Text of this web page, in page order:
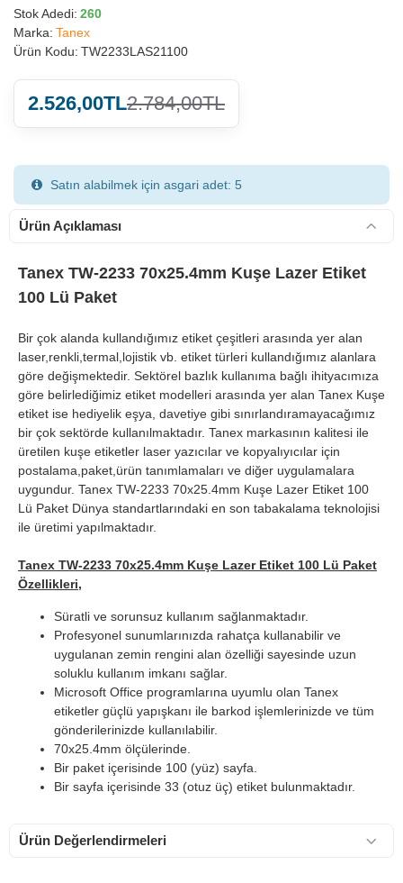
900 TL Üzeri Kargo Ücretsiz
Stok Adedi: 260
Marka: Tanex
Ürün Kodu: TW2233LAS21100
2.526,00TL2.784,00TL
Satın alabilmek için asgari adet: 5
Ürün Açıklaması
Tanex TW-2233 70x25.4mm Kuşe Lazer Etiket
100 Lü Paket
Bir çok alanda kullandığımız etiket çeşitleri arasında yer alan
laser,renkli,termal,lojistik vb. etiket türleri kullandığımız alanlara
göre değişmektedir. Sektörel bazlık kullanıma bağlı ihityacımıza
göre belirlediğimiz etiket modelleri arasında yer alan Tanex Kuşe
etiket ise hediyelik eşya, davetiye gibi sınırlandıramayacağımız
bir çok sektörde kullanılmaktadır. Tanex markasının kalitesi ile
üretilen kuşe etiketler laser yazıcılar ve kopyalıyıcılar için
postalama,paket,ürün tanımlamaları ve diğer uygulamalara
uygundur. Tanex TW-2233 70x25.4mm Kuşe Lazer Etiket 100
Lü Paket Dünya standartlarındaki en son tabakalama teknolojisi
ile üretimi yapılmaktadır.
Tanex TW-2233 70x25.4mm Kuşe Lazer Etiket 100 Lü Paket
Özellikleri,
Süratli ve sorunsuz kullanım sağlanmaktadır.
Profesyonel sunumlarınızda rahatça kullanabilir ve
uygulanan zemin rengini alan özelliği sayesinde uzun
soluklu kullanım imkanı sağlar.
Microsoft Office programlarına uyumlu olan Tanex
etiketler güçlü yapışkanı ile barkod işlemlerinizde ve tüm
gönderilerinizde kullanılabilir.
70x25.4mm ölçülerinde.
Bir paket içerisinde 100 (yüz) sayfa.
Bir sayfa içerisinde 33 (otuz üç) etiket bulunmaktadır.
Ürün Değerlendirmeleri